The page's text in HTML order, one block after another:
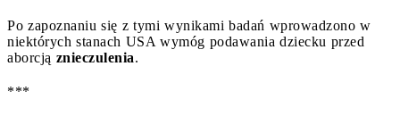
Po zapoznaniu się z tymi wynikami badań wprowadzono w
niektórych stanach USA wymóg podawania dziecku przed
aborcją znieczulenia.
***